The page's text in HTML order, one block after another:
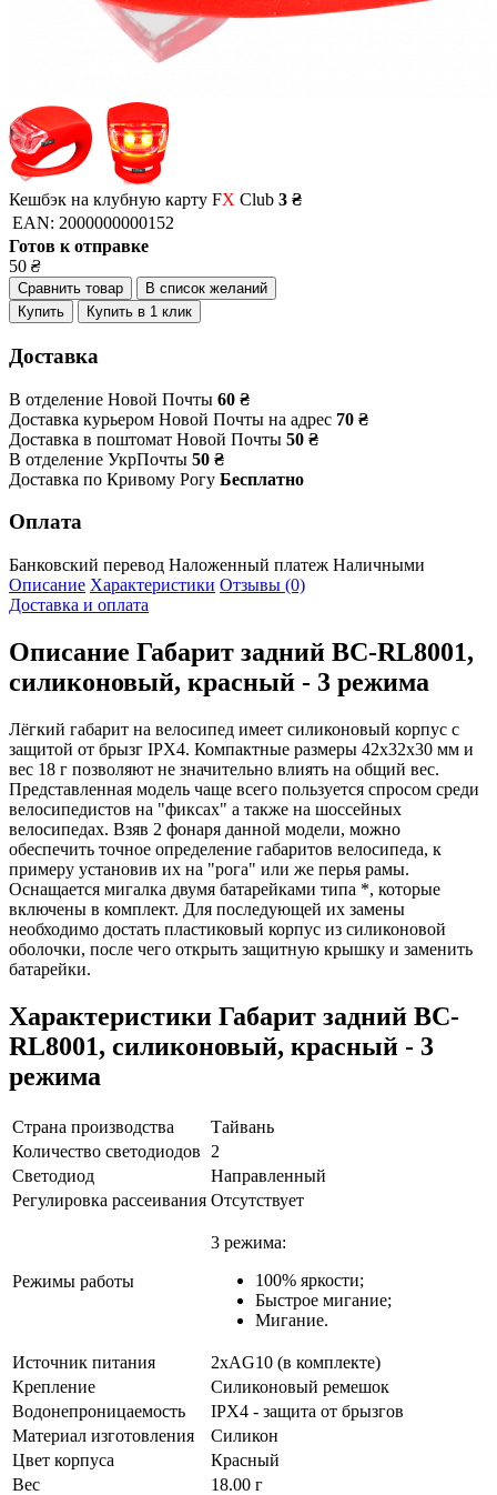
Кешбэк на клубную карту FX Club 3 ₴
EAN: 2000000000152
Готов к отправке
50 ₴
Сравнить товар
В список желаний
Купить
Купить в 1 клик
Доставка
В отделение Новой Почты 60 ₴
Доставка курьером Новой Почты на адрес 70 ₴
Доставка в поштомат Новой Почты 50 ₴
В отделение УкрПочты 50 ₴
Доставка по Кривому Рогу Бесплатно
Оплата
Банковский перевод Наложенный платеж Наличными
Описание Характеристики Отзывы (0)
Доставка и оплата
Описание Габарит задний BC-RL8001,
силиконовый, красный - 3 режима
Лёгкий габарит на велосипед имеет силиконовый корпус с
защитой от брызг IPX4. Компактные размеры 42x32x30 мм и
вес 18 г позволяют не значительно влиять на общий вес.
Представленная модель чаще всего пользуется спросом среди
велосипедистов на "фиксах" а также на шоссейных
велосипедах. Взяв 2 фонаря данной модели, можно
обеспечить точное определение габаритов велосипеда, к
примеру установив их на "рога" или же перья рамы.
Оснащается мигалка двумя батарейками типа *, которые
включены в комплект. Для последующей их замены
необходимо достать пластиковый корпус из силиконовой
оболочки, после чего открыть защитную крышку и заменить
батарейки.
Характеристики Габарит задний BC-
RL8001, силиконовый, красный - 3
режима
Страна производства
Тайвань
Количество светодиодов
2
Светодиод
Направленный
Регулировка рассеивания Отсутствует
Режимы работы
3 режима:
100% яркости;
Быстрое мигание;
Мигание.
Источник питания
2xAG10 (в комплекте)
Крепление
Силиконовый ремешок
Водонепроницаемость
IPX4 - защита от брызгов
Материал изготовления
Силикон
Цвет корпуса
Красный
Вес
18.00 г